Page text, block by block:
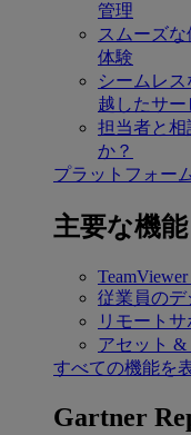
管理
スムーズな
体験
シームレス
越したサー
担当者と相
か？
プラットフォー
主要な機能
従業員のデ
リモート
アセット &
すべての機能を
Gartner